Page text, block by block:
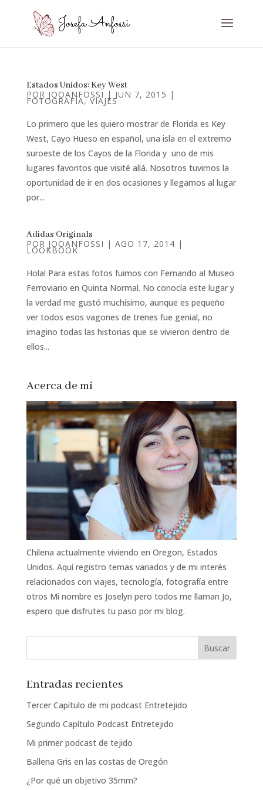
Estados Unidos: Key West
POR JOOANFOSSI | JUN 7, 2015 |
FOTOGRAFÍA,VIAJES
Lo primero que les quiero mostrar de Florida es Key
West, Cayo Hueso en español, una isla en el extremo
suroeste de los Cayos de la Florida y uno de mis
lugares favoritos que visité allá. Nosotros tuvimos la
oportunidad de ir en dos ocasiones y llegamos al lugar
por...
Adidas Originals
POR JOOANFOSSI | AGO 17, 2014 |
LOOKBOOK
Hola! Para estas fotos fuimos con Fernando al Museo
Ferroviario en Quinta Normal. No conocía este lugar y
la verdad me gustó muchísimo, aunque es pequeño
ver todos esos vagones de trenes fue genial, no
imagino todas las historias que se vivieron dentro de
ellos...
Acerca de mí
Chilena actualmente viviendo en Oregon, Estados
Unidos. Aquí registro temas variados y de mi interés
relacionados con viajes, tecnología, fotografía entre
otros Mi nombre es Joselyn pero todos me llaman Jo,
espero que disfrutes tu paso por mi blog.
Entradas recientes
Tercer Capítulo de mi podcast Entretejido
Segundo Capítulo Podcast Entretejido
Mi primer podcast de tejido
Ballena Gris en las costas de Oregón
¿Por qué un objetivo 35mm?